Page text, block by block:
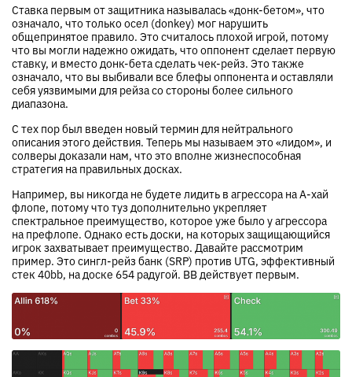
Ставка первым от защитника называлась «донк-бетом», что
означало, что только осел (donkey) мог нарушить
общепринятое правило. Это считалось плохой игрой, потому
что вы могли надежно ожидать, что оппонент сделает первую
ставку, и вместо донк-бета сделать чек-рейз. Это также
означало, что вы выбивали все блефы оппонента и оставляли
себя уязвимыми для рейза со стороны более сильного
диапазона.
С тех пор был введен новый термин для нейтрального
описания этого действия. Теперь мы называем это «лидом», и
солверы доказали нам, что это вполне жизнеспособная
стратегия на правильных досках.
Например, вы никогда не будете лидить в агрессора на А-хай
флопе, потому что туз дополнительно укрепляет
спектральное преимущество, которое уже было у агрессора
на префлопе. Однако есть доски, на которых защищающийся
игрок захватывает преимущество. Давайте рассмотрим
пример. Это сингл-рейз банк (SRP) против UTG, эффективный
стек 40bb, на доске 654 радугой. BB действует первым.